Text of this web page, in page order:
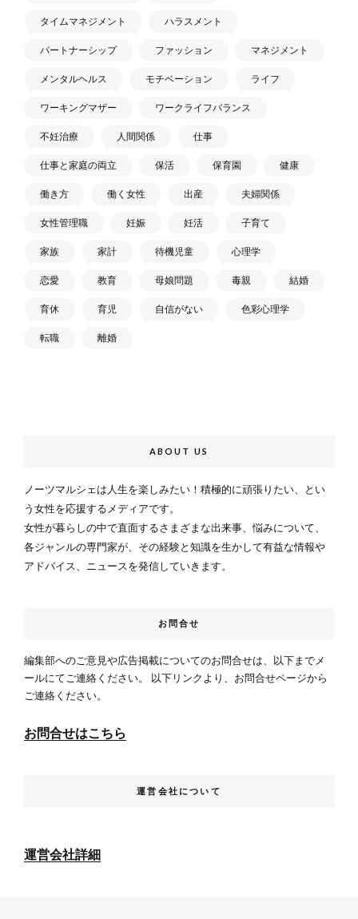
タイムマネジメント ハラスメント
パートナーシップ ファッション マネジメント
メンタルヘルス モチベーション ライフ
ワーキングマザー ワークライフバランス
不妊治療 人間関係 仕事
仕事と家庭の両立 保活 保育園 健康
働き方 働く女性 出産 夫婦関係
女性管理職 妊娠 妊活 子育て
家族 家計 待機児童 心理学
恋愛 教育 母娘問題 毒親 結婚
育休 育児 自信がない 色彩心理学
転職 離婚
ABOUT US
ノーツマルシェは人生を楽しみたい！積極的に頑張りたい、とい
う女性を応援するメディアです。
女性が暮らしの中で直面するさまざまな出来事、悩みについて、
各ジャンルの専門家が、その経験と知識を生かして有益な情報や
アドバイス、ニュースを発信していきます。
お問合せ
編集部へのご意見や広告掲載についてのお問合せは、以下までメ
ールにてご連絡ください。 以下リンクより、お問合せページから
ご連絡ください。
お問合せはこちら
運営会社について
運営会社詳細